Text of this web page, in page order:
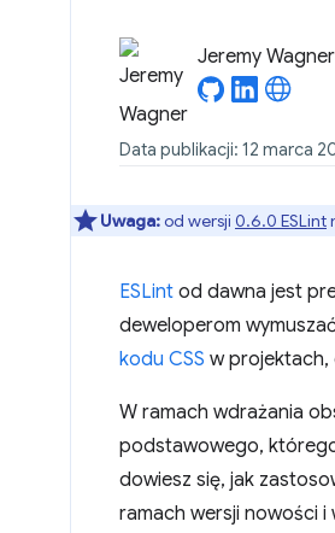
Jeremy Wagner
Data publikacji: 12 marca
Uwaga:od wersji 0.6.0 ESLint
ESLint od dawna jest
deweloperom
kodu CSS w projektach,
W ramach wdrażania
podstawowego,
dowiesz się, jak
ramach wersji nowości